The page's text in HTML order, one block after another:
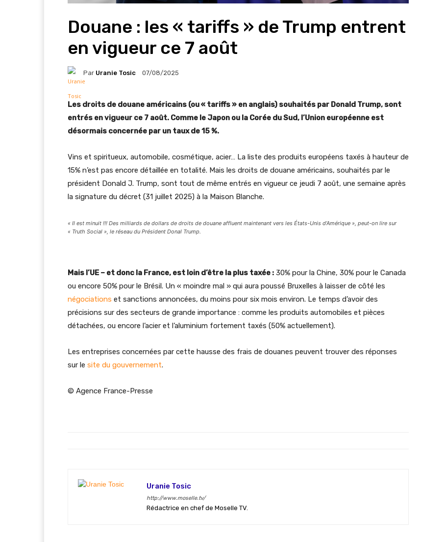
Douane : les « tariffs » de Trump entrent
en vigueur ce 7 août
Par Uranie Tosic 07/08/2025
Les droits de douane américains (ou « tariffs » en anglais) souhaités par Donald Trump, sont
entrés en vigueur ce 7 août. Comme le Japon ou la Corée du Sud, l’Union européenne est
désormais concernée par un taux de 15 %.
Vins et spiritueux, automobile, cosmétique, acier… La liste des produits européens taxés à hauteur de
15% n’est pas encore détaillée en totalité. Mais les droits de douane américains, souhaités par le
président Donald J. Trump, sont tout de même entrés en vigueur ce jeudi 7 août, une semaine après
la signature du décret (31 juillet 2025) à la Maison Blanche.
« Il est minuit !!! Des milliards de dollars de droits de douane affluent maintenant vers les États-Unis d’Amérique », peut-on lire sur
« Truth Social », le réseau du Président Donal Trump.
Mais l’UE – et donc la France, est loin d’être la plus taxée : 30% pour la Chine, 30% pour le Canada
ou encore 50% pour le Brésil. Un « moindre mal » qui aura poussé Bruxelles à laisser de côté les
négociations et sanctions annoncées, du moins pour six mois environ. Le temps d’avoir des
précisions sur des secteurs de grande importance : comme les produits automobiles et pièces
détachées, ou encore l’acier et l’aluminium fortement taxés (50% actuellement).
Les entreprises concernées par cette hausse des frais de douanes peuvent trouver des réponses
sur le site du gouvernement.
© Agence France-Presse
Uranie Tosic
http://www.moselle.tv/
Rédactrice en chef de Moselle TV.